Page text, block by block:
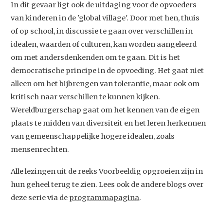
In dit gevaar ligt ook de uitdaging voor de opvoeders
van kinderen in de 'global village'. Door met hen, thuis
of op school, in discussie te gaan over verschillen in
idealen, waarden of culturen, kan worden aangeleerd
om met andersdenkenden om te gaan. Dit is het
democratische principe in de opvoeding. Het gaat niet
alleen om het bijbrengen van tolerantie, maar ook om
kritisch naar verschillen te kunnen kijken.
Wereldburgerschap gaat om het kennen van de eigen
plaats te midden van diversiteit en het leren herkennen
van gemeenschappelijke hogere idealen, zoals
mensenrechten.
Alle lezingen uit de reeks Voorbeeldig opgroeien zijn in
hun geheel terug te zien. Lees ook de andere blogs over
deze serie via de programmapagina.